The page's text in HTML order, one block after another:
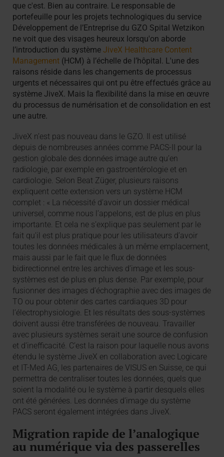
que c'est. Bien au contraire. Le responsable de
portefeuille pour les projets technologiques du service
Développement de l’Entreprise du GZO Spital Wetzikon
ne voit que des visages heureux lorsqu'on aborde
l’introduction du systèmeJiveX Healthcare Content
Management (HCM) à l’échelle de l’hôpital. L'une des
raisons réside dans les changements de processus
urgents et nécessaires qui ont pu être effectués grâce au
système JiveX. Mais la flexibilité dans la mise en œuvre
du processus de numérisation et de consolidation en est
une autre.
JiveX n’est pas nouveau dans le GZO. Il est utilisé
depuis de nombreuses années comme PACS-II pour la
gestion globale des données image autre qu’en
radiologie, par exemple en gastroentérologie et en
cardiologie. Selon Beat Züger, plusieurs raisons
expliquent cette extension vers un système HCM
complet : « La nécessité d’avoir un dossier médical
universel, comme nous l’appelons, est de plus en plus
importante. Et cela ne s’explique pas seulement par le
fait qu'il est plus pratique pour les utilisateurs d’avoir
toutes les données médicales à un même emplacement,
mais aussi par le fait que le flux de données
bidirectionnel entre les archives d’image et les sous-
systèmes est de plus en plus dense. Par exemple, pour
fusionner des images d’échographie avec des images de
TO ou pour obtenir des cartes cardiaques 3D pour
l’électrophysiologie. Et les résultats des sous-systèmes
doivent aussi être transférées de nouveau. Travailler
avec plusieurs systèmes serait une source de confusion
et d’inefficacité. C’est la raison pour laquelle nous avons
étendu le système JiveX en collaboration avec Logicare
et IT-Med AG, les partenaires de VISUS en Suisse, ce qui
permettra de centraliser toutes les données, quels que
soient la modalité ou le système à partir desquels elles
ont été générées. Les données d’image du système
PACS seront également intégrées dans JiveX.
Migration rapide de l’analogique
au numérique via des passerelles